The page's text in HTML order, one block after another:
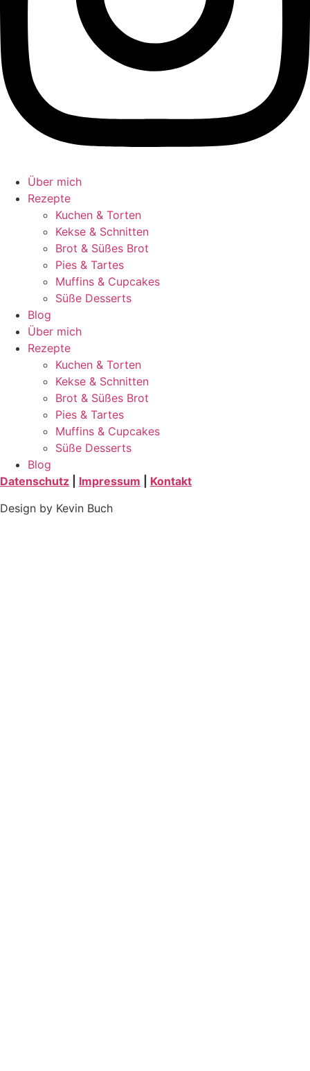
Über mich
Rezepte
Kuchen & Torten
Kekse & Schnitten
Brot & Süßes Brot
Pies & Tartes
Muffins & Cupcakes
Süße Desserts
Blog
Über mich
Rezepte
Kuchen & Torten
Kekse & Schnitten
Brot & Süßes Brot
Pies & Tartes
Muffins & Cupcakes
Süße Desserts
Blog
Datenschutz
Impressum
Kontakt
Design by Kevin Buch